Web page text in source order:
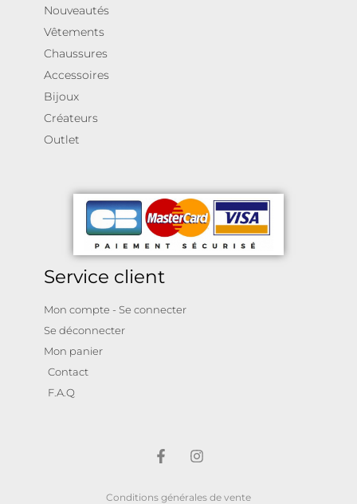
Nouveautés
Vêtements
Chaussures
Accessoires
Bijoux
Créateurs
Outlet
Service client
Mon compte - Se connecter
Se déconnecter
Mon panier
Contact
F.A.Q
Conditions générales de vente